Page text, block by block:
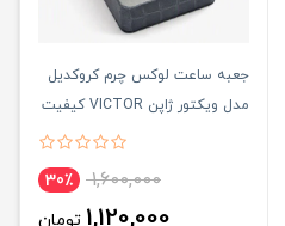
جعبه ساعت لوکس چرم کروکديل
مدل ويکتور ژاپن VICTOR کيفيت
1,600,000 30٪
1,120,000 تومان